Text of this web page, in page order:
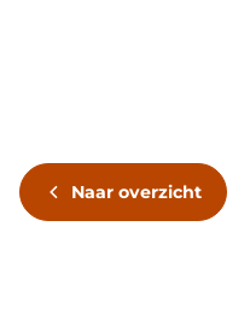
Naar overzicht